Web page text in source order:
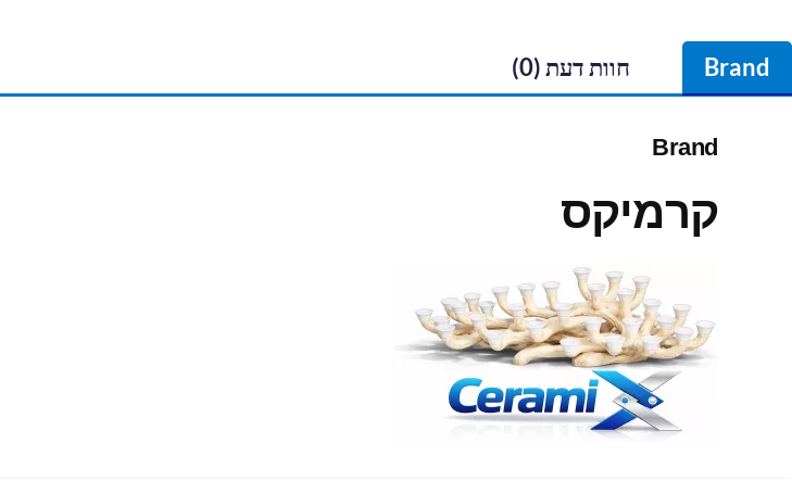
Brand חוות דעת (0)
Brand
קרמיקס